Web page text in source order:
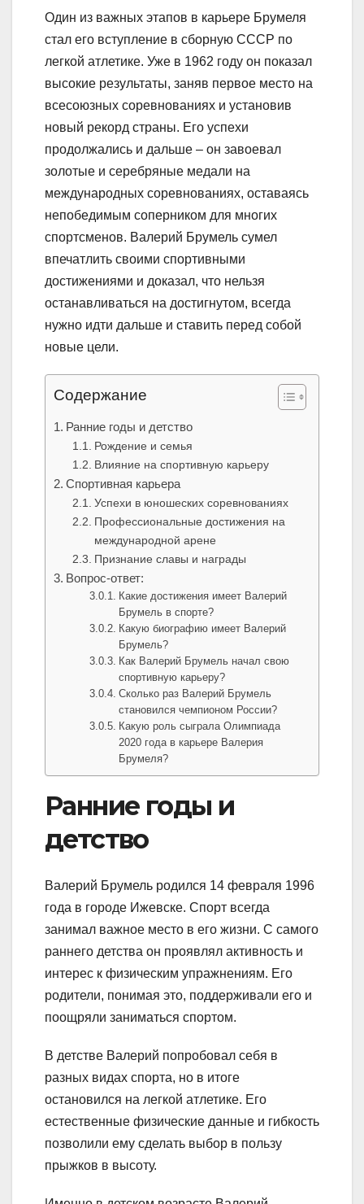
Один из важных этапов в карьере Брумеля
стал его вступление в сборную СССР по
легкой атлетике. Уже в 1962 году он показал
высокие результаты, заняв первое место на
всесоюзных соревнованиях и установив
новый рекорд страны. Его успехи
продолжались и дальше – он завоевал
золотые и серебряные медали на
международных соревнованиях, оставаясь
непобедимым соперником для многих
спортсменов. Валерий Брумель сумел
впечатлить своими спортивными
достижениями и доказал, что нельзя
останавливаться на достигнутом, всегда
нужно идти дальше и ставить перед собой
новые цели.
Содержание
Ранние годы и детство
Рождение и семья
Влияние на спортивную карьеру
Спортивная карьера
Успехи в юношеских соревнованиях
Профессиональные достижения на
международной арене
Признание славы и награды
Вопрос-ответ:
Какие достижения имеет Валерий
Брумель в спорте?
Какую биографию имеет Валерий
Брумель?
Как Валерий Брумель начал свою
спортивную карьеру?
Сколько раз Валерий Брумель
становился чемпионом России?
Какую роль сыграла Олимпиада
2020 года в карьере Валерия
Брумеля?
Ранние годы и
детство
Валерий Брумель родился 14 февраля 1996
года в городе Ижевске. Спорт всегда
занимал важное место в его жизни. С самого
раннего детства он проявлял активность и
интерес к физическим упражнениям. Его
родители, понимая это, поддерживали его и
поощряли заниматься спортом.
В детстве Валерий попробовал себя в
разных видах спорта, но в итоге
остановился на легкой атлетике. Его
естественные физические данные и гибкость
позволили ему сделать выбор в пользу
прыжков в высоту.